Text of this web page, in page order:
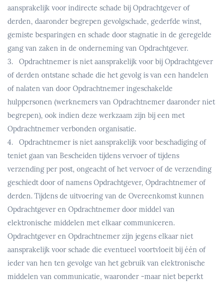
aansprakelijk voor indirecte schade bij Opdrachtgever of
derden, daaronder begrepen gevolgschade, gederfde winst,
gemiste besparingen en schade door stagnatie in de geregelde
gang van zaken in de onderneming van Opdrachtgever.
3. Opdrachtnemer is niet aansprakelijk voor bij Opdrachtgever
of derden ontstane schade die het gevolg is van een handelen
of nalaten van door Opdrachtnemer ingeschakelde
hulppersonen (werknemers van Opdrachtnemer daaronder niet
begrepen), ook indien deze werkzaam zijn bij een met
Opdrachtnemer verbonden organisatie.
4. Opdrachtnemer is niet aansprakelijk voor beschadiging of
teniet gaan van Bescheiden tijdens vervoer of tijdens
verzending per post, ongeacht of het vervoer of de verzending
geschiedt door of namens Opdrachtgever, Opdrachtnemer of
derden. Tijdens de uitvoering van de Overeenkomst kunnen
Opdrachtgever en Opdrachtnemer door middel van
elektronische middelen met elkaar communiceren.
Opdrachtgever en Opdrachtnemer zijn jegens elkaar niet
aansprakelijk voor schade die eventueel voortvloeit bij één of
ieder van hen ten gevolge van het gebruik van elektronische
middelen van communicatie, waaronder -maar niet beperkt